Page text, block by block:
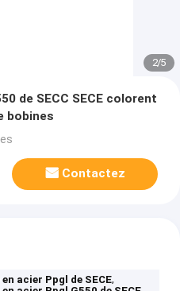
2/5
de SECC SECE colorent
bobines
Contactez
en acier Ppgl de SECE,